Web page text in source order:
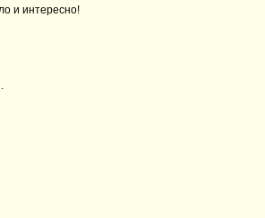
и интересно!